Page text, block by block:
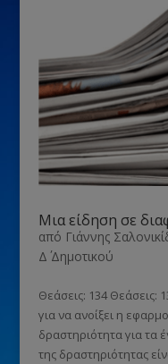
Μια είδηση σε
από Γιάννης
Δ΄ Δημοτικού
Θεάσεις: 134 Θεάσεις:
για να ανοίξει η
δραστηριότητα για τα
της δραστηριότητας